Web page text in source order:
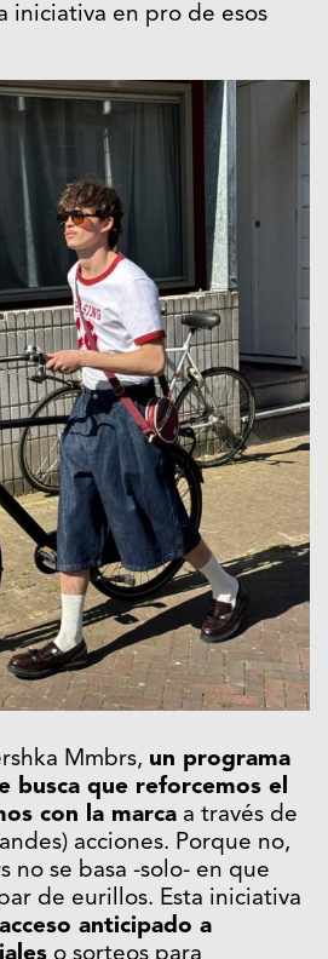
iniciativa en pro de esos
Mmbrs, un programa
busca que reforcemos el
con la marca a través de
acciones. Porque no,
no se basa -solo- en que
de eurillos. Esta iniciativa
anticipado a